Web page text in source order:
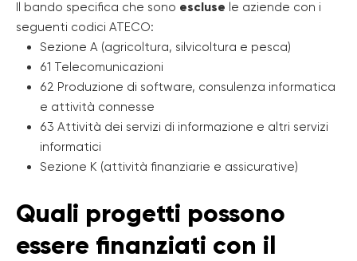
Il bando specifica che sono escluse le aziende con i
seguenti codici ATECO:
Sezione A (agricoltura, silvicoltura e pesca)
61 Telecomunicazioni
62 Produzione di software, consulenza informatica
e attività connesse
63 Attività dei servizi di informazione e altri servizi
informatici
Sezione K (attività finanziarie e assicurative)
Quali progetti possono
essere finanziati con il